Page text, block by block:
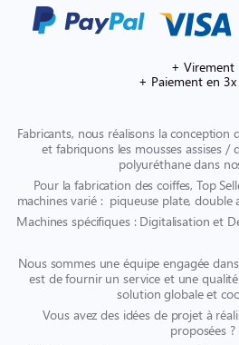
+ Virement
+ Paiement en
Fabricants, nous réalisons la conception
et fabriquons les mousses assises /
polyuréthane dans
Pour la fabrication des coiffes, Top
machines varié : piqueuse plate, double
Machines spécifiques : Digitalisation et
Nous sommes une équipe engagée
est de fournir un service et une
solution globale et
Vous avez des idées de projet à
proposées ?